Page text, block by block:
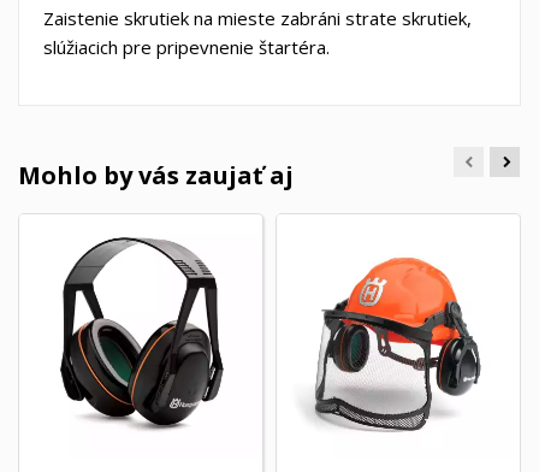
Zaistenie skrutiek na mieste zabráni strate skrutiek,
slúžiacich pre pripevnenie štartéra.
Mohlo by vás zaujať aj